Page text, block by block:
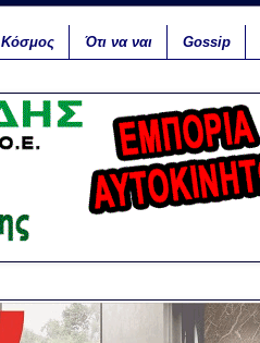
Κόσμος Ότι να ναι Gossip